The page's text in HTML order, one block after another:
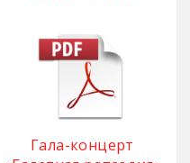
Гала-концерт